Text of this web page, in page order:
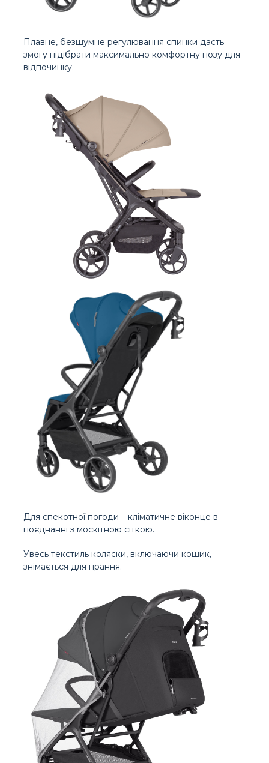
Плавне, безшумне регулювання спинки дасть
змогу підібрати максимально комфортну позу для
відпочинку.
Для спекотної погоди – кліматичне віконце в
поєднанні з москітною сіткою.
Увесь текстиль коляски, включаючи кошик,
знімається для прання.